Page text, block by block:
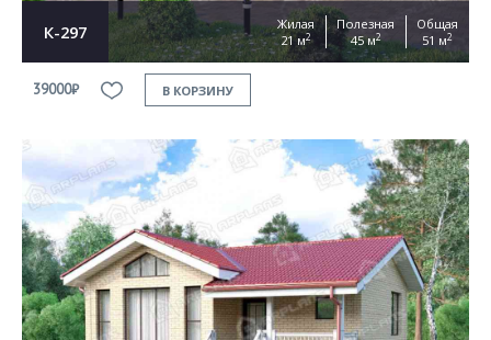
К-297
Жилая
21 м2
Полезная
45 м2
Общая
51 м2
39000₽ В КОРЗИНУ